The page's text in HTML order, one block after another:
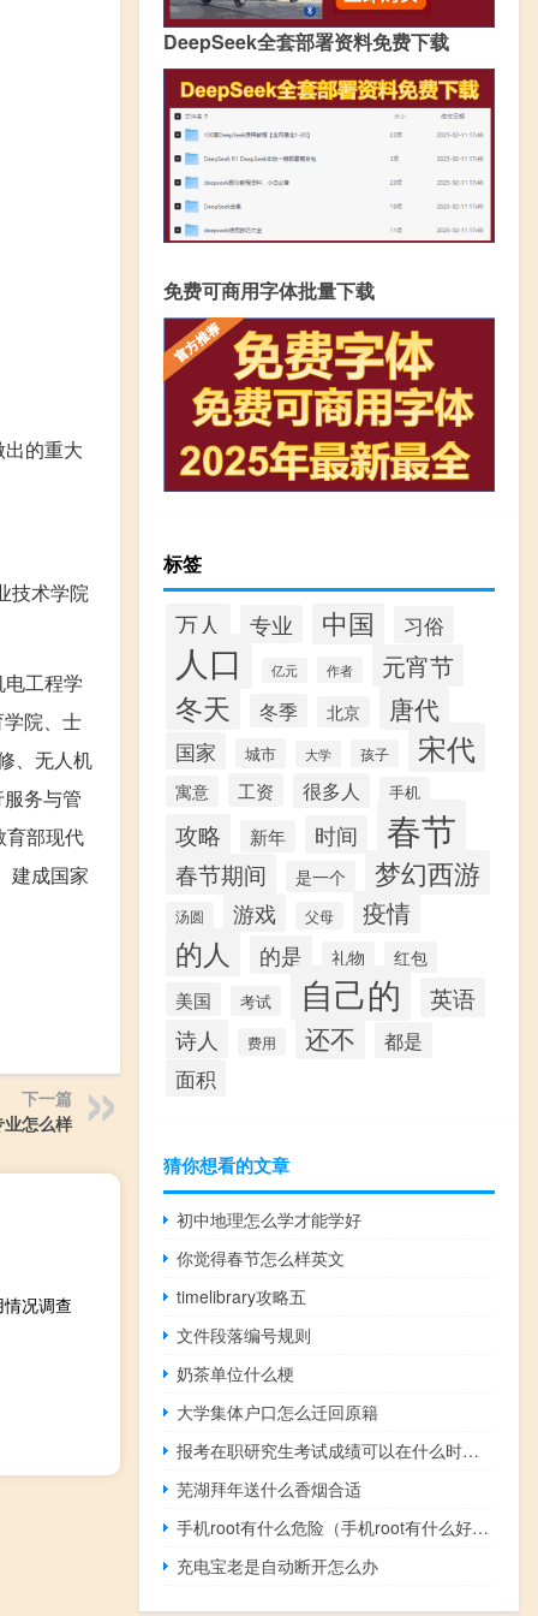
的重大
技术学院
工程学
院、士
、无人机
务与管
育部现代
建成国家
下一篇
怎么样
况调查
DeepSeek全套部署资料免费下载
免费可商用字体批量下载
标签
万人 专业 中国 习俗
人口 亿元 作者 元宵节
冬天 冬季 北京 唐代
国家 城市 大学 孩子 宋代
寓意 工资 很多人 手机
攻略 新年 时间 春节
春节期间 是一个 梦幻西游
汤圆 游戏 父母 疫情
的人 的是 礼物 红包
美国 考试 自己的 英语
诗人 费用 还不 都是
面积
猜你想看的文章
初中地理怎么学才能学好
你觉得春节怎么样英文
timelibrary攻略五
文件段落编号规则
奶茶单位什么梗
大学集体户口怎么迁回原籍
报考在职研究生考试成绩可以在什么时候查询
芜湖拜年送什么香烟合适
手机root有什么危险（手机root有什么好处）
充电宝老是自动断开怎么办